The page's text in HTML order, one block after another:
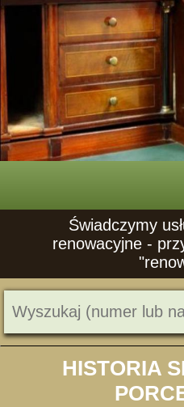
Świadczymy
renowacyjne -
HISTORIA